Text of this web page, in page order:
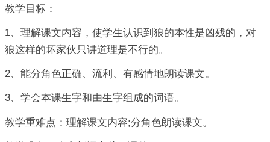
教学目标：
1、理解课文内容，使学生认识到狼的本性是凶残的，对
狼这样的坏家伙只讲道理是不行的。
2、能分角色正确、流利、有感情地朗读课文。
3、学会本课生字和由生字组成的词语。
教学重难点：理解课文内容;分角色朗读课文。